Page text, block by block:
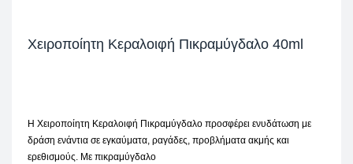
Χειροποίητη Κεραλοιφή Πικραμύγδαλο 40ml
Η Χειροποίητη Κεραλοιφή Πικραμύγδαλο προσφέρει ενυδάτωση με
δράση ενάντια σε εγκαύματα, ραγάδες, προβλήματα ακμής και
ερεθισμούς. Με πικραμύγδαλο